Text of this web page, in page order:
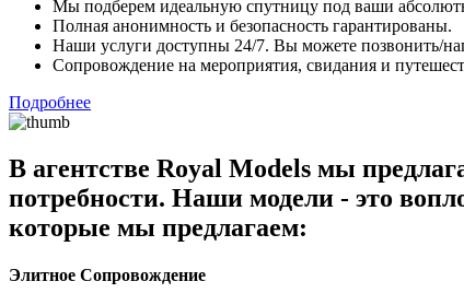
Мы подберем идеальную спутницу под ваши
Полная анонимность и безопасность гарантированы.
Наши услуги доступны 24/7. Вы можете позвонить/
Сопровождение на мероприятия, свидания и
Подробнее
В агентстве Royal Models мы
потребности. Наши модели - это
которые мы предлагаем:
Элитное Сопровождение